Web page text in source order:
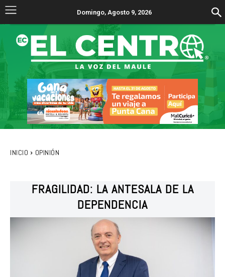
Domingo, Agosto 9, 2026
INICIO OPINIÓN
FRAGILIDAD: LA ANTESALA DE LA
DEPENDENCIA